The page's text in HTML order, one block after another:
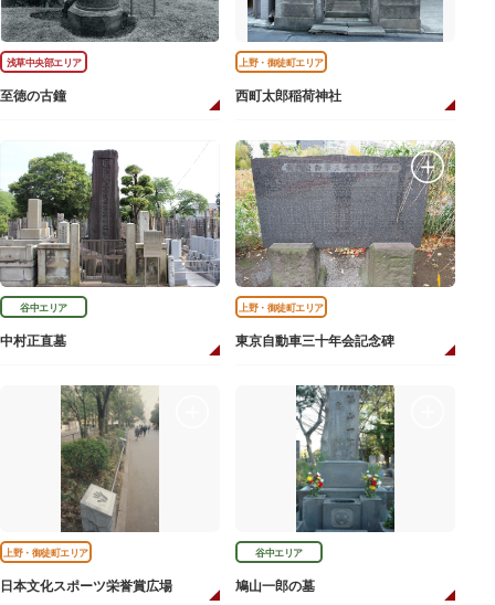
浅草中央部エリア
至徳の古鐘
上野・御徒町エリア
西町太郎稲荷神社
谷中エリア
中村正直墓
上野・御徒町エリア
東京自動車三十年会記念碑
上野・御徒町エリア
日本文化スポーツ栄誉賞広場
谷中エリア
鳩山一郎の墓